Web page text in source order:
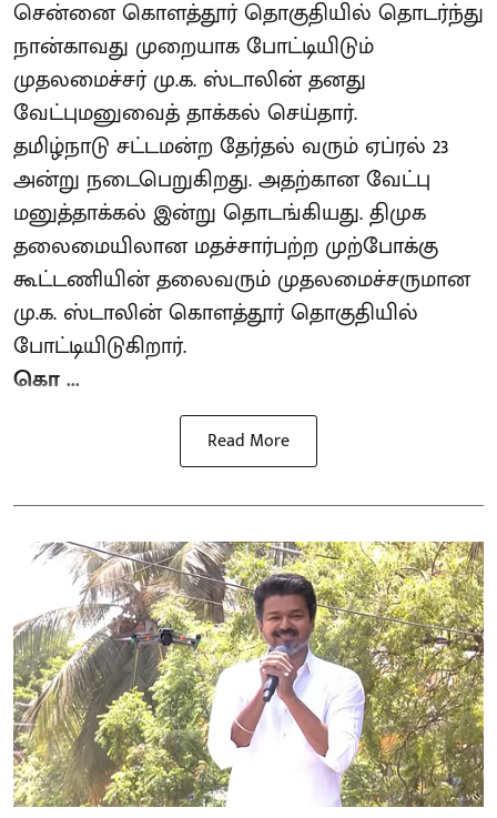
சென்னை கொளத்தூர் தொகுதியில் தொடர்ந்து
நான்காவது முறையாக போட்டியிடும்
முதலமைச்சர் மு.க. ஸ்டாலின் தனது
வேட்புமனுவைத் தாக்கல் செய்தார்.
தமிழ்நாடு சட்டமன்ற தேர்தல் வரும் ஏப்ரல் 23
அன்று நடைபெறுகிறது. அதற்கான வேட்பு
மனுத்தாக்கல் இன்று தொடங்கியது. திமுக
தலைமையிலான மதச்சார்பற்ற முற்போக்கு
கூட்டணியின் தலைவரும் முதலமைச்சருமான
மு.க. ஸ்டாலின் கொளத்தூர் தொகுதியில்
போட்டியிடுகிறார்.
கொ ...
Read More